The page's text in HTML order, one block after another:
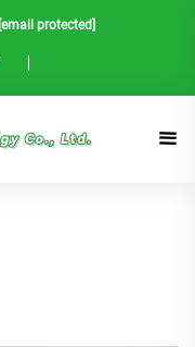
[email protected]